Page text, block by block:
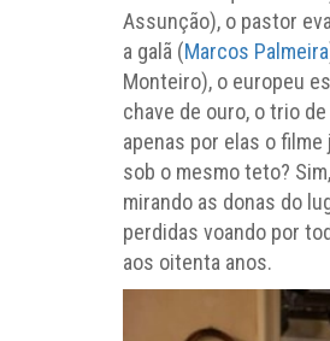
Assunção), o pastor
a galã (Marcos Palmeira
Monteiro), o europeu
chave de ouro, o trio
apenas por elas o
sob o mesmo teto?
mirando as donas do
perdidas voando por
aos oitenta anos.